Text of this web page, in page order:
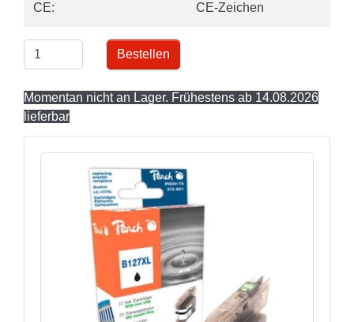
CE: CE-Zeichen
Bestellen
Momentan nicht an Lager. Frühestens ab 14.08.2026
lieferbar